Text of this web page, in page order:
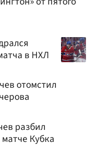
в НХЛ
отомстил
разбил
Кубка